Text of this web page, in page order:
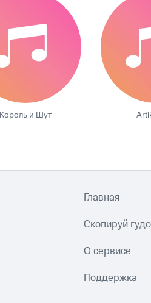
Король и Шут
Главная
Скопируй
О сервисе
Поддержка